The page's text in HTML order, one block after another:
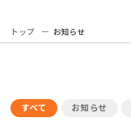
トップ お知らせ
すべて お知らせ